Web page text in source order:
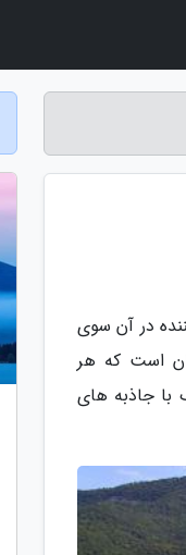
در آن سوی
است که هر
با جاذبه های